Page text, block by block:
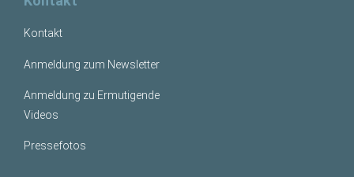
Kontakt
Anmeldung zum Newsletter
Anmeldung zu Ermutigende
Videos
Pressefotos